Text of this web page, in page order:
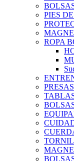
PIES
ROPA
PRESAS